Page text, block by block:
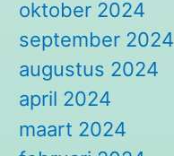
oktober 2024
september 2024
augustus 2024
april 2024
maart 2024